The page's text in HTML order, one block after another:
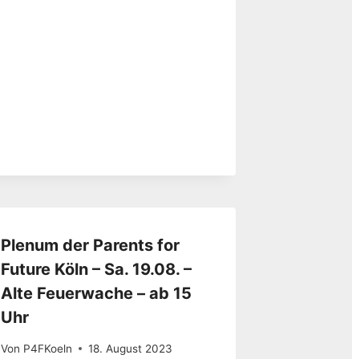
Plenum der Parents for
Future Köln – Sa. 19.08. –
Alte Feuerwache – ab 15
Uhr
Von P4FKoeln 18. August 2023